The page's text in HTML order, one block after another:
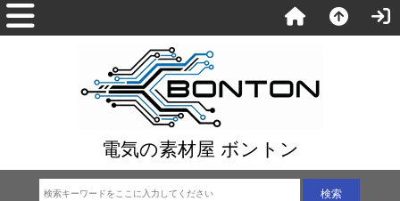
電気の素材屋 ボントン